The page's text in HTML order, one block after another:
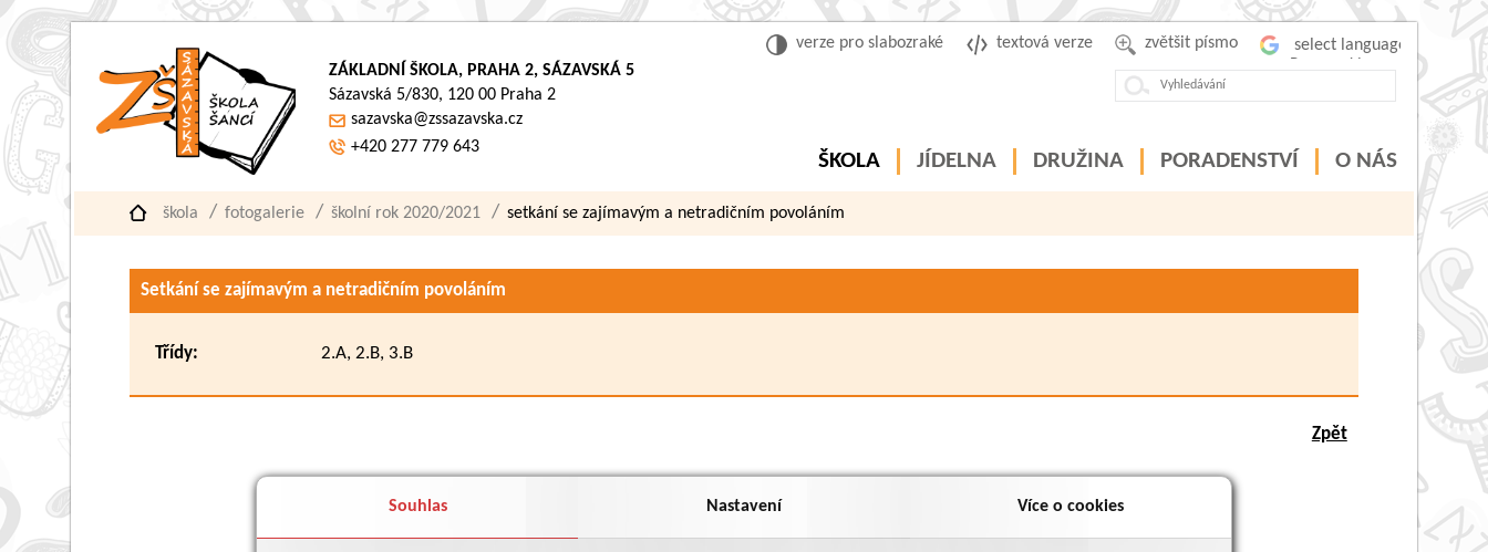
Souhlas Nastavení Více o cookies
zvětšit písmo
textová verze
verze pro slabozraké
ZÁKLADNÍ ŠKOLA, PRAHA 2, SÁZAVSKÁ 5
Sázavská 5/830, 120 00 Praha 2
sazavska@zssazavska.cz
+420 277 779 643
ŠKOLA JÍDELNA DRUŽINA PORADENSTVÍ O NÁS
škola fotogalerie školní rok 2020/2021 setkání se zajímavým a netradičním povoláním
Setkání se zajímavým a netradičním povoláním
Třídy: 2.A, 2.B, 3.B
Zpět